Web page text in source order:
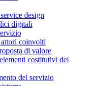
design
digitali
coinvolti
di valore
costitutivi del
del servizio